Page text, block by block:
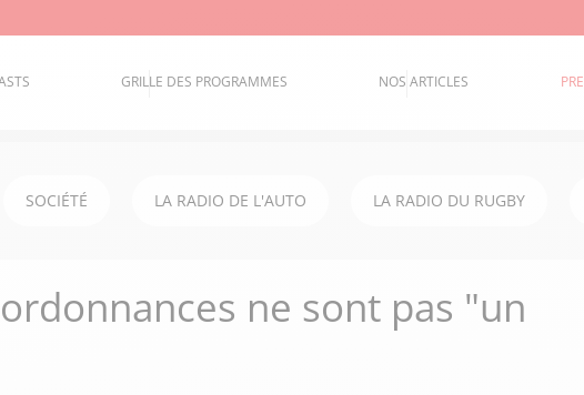
GRILLE DES PROGRAMMES NOS ARTICLES
SOCIÉTÉ LA RADIO DE L'AUTO LA RADIO DU RUGBY
ne sont pas "un